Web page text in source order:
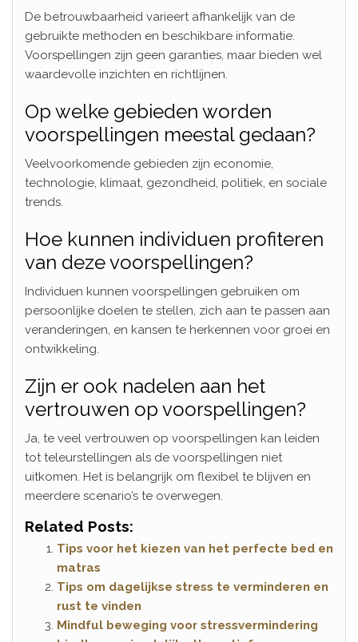
De betrouwbaarheid varieert afhankelijk van de
gebruikte methoden en beschikbare informatie.
Voorspellingen zijn geen garanties, maar bieden wel
waardevolle inzichten en richtlijnen.
Op welke gebieden worden
voorspellingen meestal gedaan?
Veelvoorkomende gebieden zijn economie,
technologie, klimaat, gezondheid, politiek, en sociale
trends.
Hoe kunnen individuen profiteren
van deze voorspellingen?
Individuen kunnen voorspellingen gebruiken om
persoonlijke doelen te stellen, zich aan te passen aan
veranderingen, en kansen te herkennen voor groei en
ontwikkeling.
Zijn er ook nadelen aan het
vertrouwen op voorspellingen?
Ja, te veel vertrouwen op voorspellingen kan leiden
tot teleurstellingen als de voorspellingen niet
uitkomen. Het is belangrijk om flexibel te blijven en
meerdere scenario’s te overwegen.
Related Posts:
Tips voor het kiezen van het perfecte bed en
matras
Tips om dagelijkse stress te verminderen en
rust te vinden
Mindful beweging voor stressvermindering